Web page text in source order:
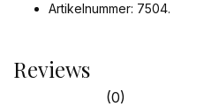
Artikelnummer: 7504.
Reviews
(0)